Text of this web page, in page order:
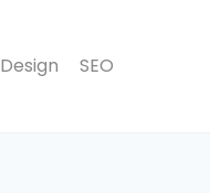
Design SEO